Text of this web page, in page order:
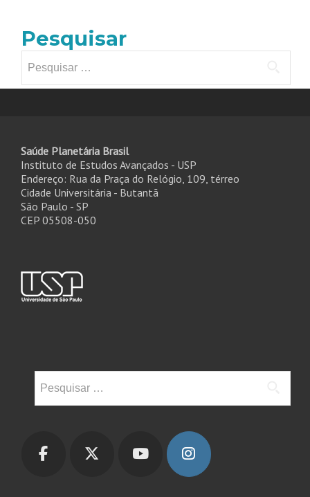
Pesquisar
por:
Saúde Planetária Brasil
Instituto de Estudos Avançados - USP
Endereço: Rua da Praça do Relógio, 109, térreo
Cidade Universitária - Butantã
São Paulo - SP
CEP 05508-050
por: